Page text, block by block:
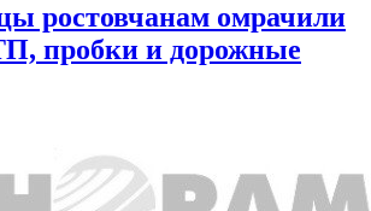
ростовчанам омрачили
пробки и дорожные